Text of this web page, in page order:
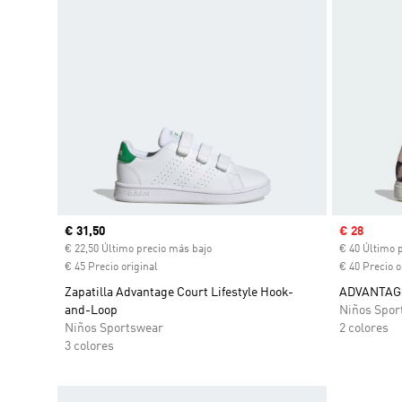
Precio actual
€ 31,50
€ 22,50 Último precio más bajo
€ 45 Precio original
Zapatilla Advantage Court Lifestyle Hook-
and-Loop
Niños Sportswear
3 colores
Precio de
€ 28
€ 40 Último
€ 40 Precio
Niños
2 colores